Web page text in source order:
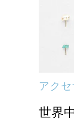
アク
世界